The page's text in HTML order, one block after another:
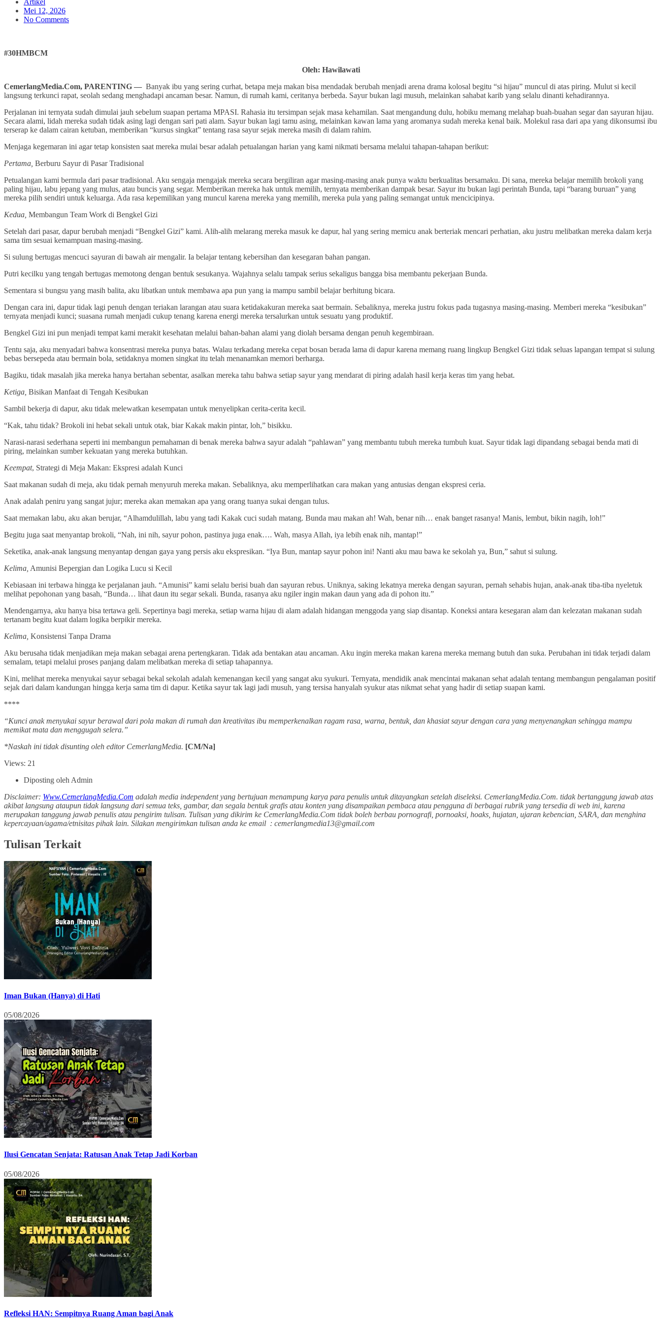
Mei 12, 2026
No Comments
#30HMBCM
Oleh: Hawilawati
CemerlangMedia.Com, PARENTING — Banyak ibu yang sering curhat, betapa meja makan bisa mendadak berubah menjadi arena drama kolosal begitu “si hijau” muncul di atas piring. Mulut si kecil
langsung terkunci rapat, seolah sedang menghadapi ancaman besar. Namun, di rumah kami, ceritanya berbeda. Sayur bukan lagi musuh, melainkan sahabat karib yang selalu dinanti kehadirannya.
Perjalanan ini ternyata sudah dimulai jauh sebelum suapan pertama MPASI. Rahasia itu tersimpan sejak masa kehamilan. Saat mengandung dulu, hobiku memang melahap buah-buahan segar dan sayuran hijau.
Secara alami, lidah mereka sudah tidak asing lagi dengan sari pati alam. Sayur bukan lagi tamu asing, melainkan kawan lama yang aromanya sudah mereka kenal baik. Molekul rasa dari apa yang dikonsumsi ibu
terserap ke dalam cairan ketuban, memberikan “kursus singkat” tentang rasa sayur sejak mereka masih di dalam rahim.
Menjaga kegemaran ini agar tetap konsisten saat mereka mulai besar adalah petualangan harian yang kami nikmati bersama melalui tahapan-tahapan berikut:
Pertama, Berburu Sayur di Pasar Tradisional
Petualangan kami bermula dari pasar tradisional. Aku sengaja mengajak mereka secara bergiliran agar masing-masing anak punya waktu berkualitas bersamaku. Di sana, mereka belajar memilih brokoli yang
paling hijau, labu jepang yang mulus, atau buncis yang segar. Memberikan mereka hak untuk memilih, ternyata memberikan dampak besar. Sayur itu bukan lagi perintah Bunda, tapi “barang buruan” yang
mereka pilih sendiri untuk keluarga. Ada rasa kepemilikan yang muncul karena mereka yang memilih, mereka pula yang paling semangat untuk mencicipinya.
Kedua, Membangun Team Work di Bengkel Gizi
Setelah dari pasar, dapur berubah menjadi “Bengkel Gizi” kami. Alih-alih melarang mereka masuk ke dapur, hal yang sering memicu anak berteriak mencari perhatian, aku justru melibatkan mereka dalam kerja
sama tim sesuai kemampuan masing-masing.
Si sulung bertugas mencuci sayuran di bawah air mengalir. Ia belajar tentang kebersihan dan kesegaran bahan pangan.
Putri kecilku yang tengah bertugas memotong dengan bentuk sesukanya. Wajahnya selalu tampak serius sekaligus bangga bisa membantu pekerjaan Bunda.
Sementara si bungsu yang masih balita, aku libatkan untuk membawa apa pun yang ia mampu sambil belajar berhitung bicara.
Dengan cara ini, dapur tidak lagi penuh dengan teriakan larangan atau suara ketidakakuran mereka saat bermain. Sebaliknya, mereka justru fokus pada tugasnya masing-masing. Memberi mereka “kesibukan”
ternyata menjadi kunci; suasana rumah menjadi cukup tenang karena energi mereka tersalurkan untuk sesuatu yang produktif.
Bengkel Gizi ini pun menjadi tempat kami merakit kesehatan melalui bahan-bahan alami yang diolah bersama dengan penuh kegembiraan.
Tentu saja, aku menyadari bahwa konsentrasi mereka punya batas. Walau terkadang mereka cepat bosan berada lama di dapur karena memang ruang lingkup Bengkel Gizi tidak seluas lapangan tempat si sulung
bebas bersepeda atau bermain bola, setidaknya momen singkat itu telah menanamkan memori berharga.
Bagiku, tidak masalah jika mereka hanya bertahan sebentar, asalkan mereka tahu bahwa setiap sayur yang mendarat di piring adalah hasil kerja keras tim yang hebat.
Ketiga, Bisikan Manfaat di Tengah Kesibukan
Sambil bekerja di dapur, aku tidak melewatkan kesempatan untuk menyelipkan cerita-cerita kecil.
“Kak, tahu tidak? Brokoli ini hebat sekali untuk otak, biar Kakak makin pintar, loh,” bisikku.
Narasi-narasi sederhana seperti ini membangun pemahaman di benak mereka bahwa sayur adalah “pahlawan” yang membantu tubuh mereka tumbuh kuat. Sayur tidak lagi dipandang sebagai benda mati di
piring, melainkan sumber kekuatan yang mereka butuhkan.
Keempat, Strategi di Meja Makan: Ekspresi adalah Kunci
Saat makanan sudah di meja, aku tidak pernah menyuruh mereka makan. Sebaliknya, aku memperlihatkan cara makan yang antusias dengan ekspresi ceria.
Anak adalah peniru yang sangat jujur; mereka akan memakan apa yang orang tuanya sukai dengan tulus.
Saat memakan labu, aku akan berujar, “Alhamdulillah, labu yang tadi Kakak cuci sudah matang. Bunda mau makan ah! Wah, benar nih… enak banget rasanya! Manis, lembut, bikin nagih, loh!”
Begitu juga saat menyantap brokoli, “Nah, ini nih, sayur pohon, pastinya juga enak…. Wah, masya Allah, iya lebih enak nih, mantap!”
Seketika, anak-anak langsung menyantap dengan gaya yang persis aku ekspresikan. “Iya Bun, mantap sayur pohon ini! Nanti aku mau bawa ke sekolah ya, Bun,” sahut si sulung.
Kelima, Amunisi Bepergian dan Logika Lucu si Kecil
Kebiasaan ini terbawa hingga ke perjalanan jauh. “Amunisi” kami selalu berisi buah dan sayuran rebus. Uniknya, saking lekatnya mereka dengan sayuran, pernah sehabis hujan, anak-anak tiba-tiba nyeletuk
melihat pepohonan yang basah, “Bunda… lihat daun itu segar sekali. Bunda, rasanya aku ngiler ingin makan daun yang ada di pohon itu.”
Mendengarnya, aku hanya bisa tertawa geli. Sepertinya bagi mereka, setiap warna hijau di alam adalah hidangan menggoda yang siap disantap. Koneksi antara kesegaran alam dan kelezatan makanan sudah
tertanam begitu kuat dalam logika berpikir mereka.
Kelima, Konsistensi Tanpa Drama
Aku berusaha tidak menjadikan meja makan sebagai arena pertengkaran. Tidak ada bentakan atau ancaman. Aku ingin mereka makan karena mereka memang butuh dan suka. Perubahan ini tidak terjadi dalam
semalam, tetapi melalui proses panjang dalam melibatkan mereka di setiap tahapannya.
Kini, melihat mereka menyukai sayur sebagai bekal sekolah adalah kemenangan kecil yang sangat aku syukuri. Ternyata, mendidik anak mencintai makanan sehat adalah tentang membangun pengalaman positif
sejak dari dalam kandungan hingga kerja sama tim di dapur. Ketika sayur tak lagi jadi musuh, yang tersisa hanyalah syukur atas nikmat sehat yang hadir di setiap suapan kami.
****
“Kunci anak menyukai sayur berawal dari pola makan di rumah dan kreativitas ibu memperkenalkan ragam rasa, warna, bentuk, dan khasiat sayur dengan cara yang menyenangkan sehingga mampu
memikat mata dan menggugah selera.”
*Naskah ini tidak disunting oleh editor CemerlangMedia. [CM/Na]
Views: 21
Diposting oleh Admin
Disclaimer: Www.CemerlangMedia.Com adalah media independent yang bertujuan menampung karya para penulis untuk ditayangkan setelah diseleksi. CemerlangMedia.Com. tidak bertanggung jawab atas
akibat langsung ataupun tidak langsung dari semua teks, gambar, dan segala bentuk grafis atau konten yang disampaikan pembaca atau pengguna di berbagai rubrik yang tersedia di web ini, karena
merupakan tanggung jawab penulis atau pengirim tulisan. Tulisan yang dikirim ke CemerlangMedia.Com tidak boleh berbau pornografi, pornoaksi, hoaks, hujatan, ujaran kebencian, SARA, dan menghina
kepercayaan/agama/etnisitas pihak lain. Silakan mengirimkan tulisan anda ke email : cemerlangmedia13@gmail.com
Tulisan Terkait
Iman Bukan (Hanya) di Hati
05/08/2026
Ilusi Gencatan Senjata: Ratusan Anak Tetap Jadi Korban
05/08/2026
Refleksi HAN: Sempitnya Ruang Aman bagi Anak